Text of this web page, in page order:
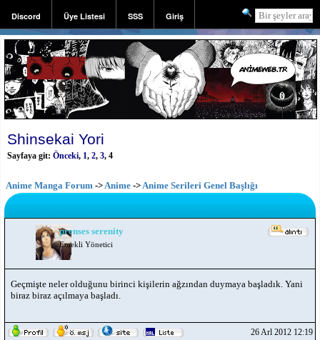
Discord Üye Listesi SSS Giriş
Kayıt
Shinsekai Yori
Sayfaya git: Önceki, 1, 2, 3, 4
Anime Manga Forum -> Anime -> Anime Serileri Genel Başlığı
prenses serenity
Emekli Yönetici
Geçmişte neler olduğunu birinci kişilerin ağzından duymaya başladık. Yani
biraz biraz açılmaya başladı.
26 Arl 2012 12:19